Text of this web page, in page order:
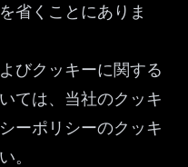
省くことにありま
びクッキーに関する
ては、当社のクッキ
ーポリシーのクッキ
。